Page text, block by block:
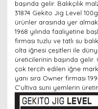
başında gelir. Balıkçılık
31874 Gekito Jig Level
ürünler arasında yer
1968 yılında faaliyetine
firması tuzlu ve tatlı su
olta iğnesi çeşitleri ile
üreticilerinin başında
çok tercih edilen iğne
yanı sıra Owner firması
C’ultiva suni yemlerin